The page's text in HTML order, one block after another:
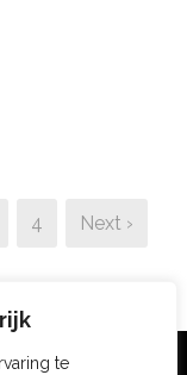
te
4 Next ›